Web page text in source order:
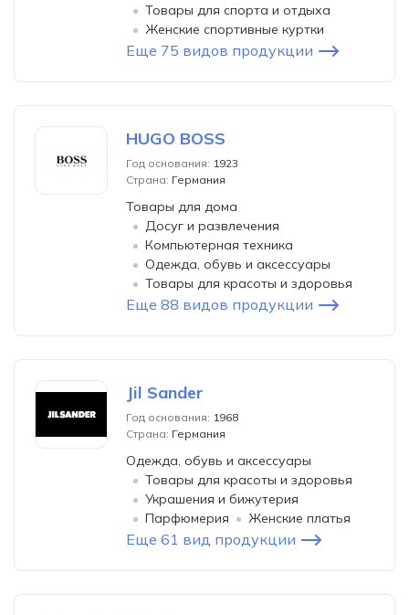
Товары для спорта и отдыха
Женские спортивные куртки
Еще 75 видов продукции
HUGO BOSS
Год основания: 1923
Страна: Германия
Товары для дома
Досуг и развлечения
Компьютерная техника
Одежда, обувь и аксессуары
Товары для красоты и здоровья
Еще 88 видов продукции
Jil Sander
Год основания: 1968
Страна: Германия
Одежда, обувь и аксессуары
Товары для красоты и здоровья
Украшения и бижутерия
Парфюмерия
Женские платья
Еще 61 вид продукции